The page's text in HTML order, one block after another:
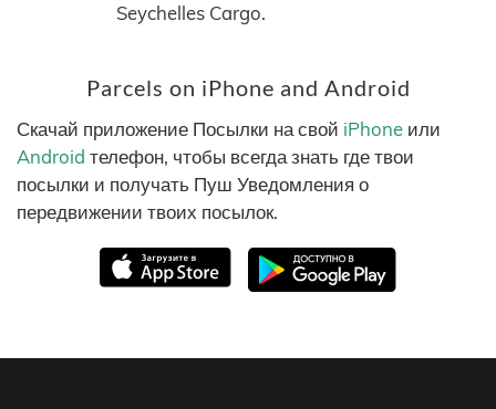
Seychelles Cargo.
Parcels on iPhone and Android
Скачай приложение Посылки на свой iPhone или
Android телефон, чтобы всегда знать где твои
посылки и получать Пуш Уведомления о
передвижении твоих посылок.